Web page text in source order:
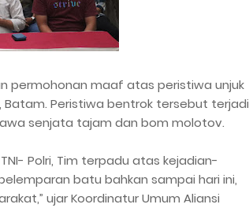
permohonan maaf atas peristiwa unjuk
Peristiwa bentrok tersebut terjadi
senjata tajam dan bom molotov.
Polri, Tim terpadu atas kejadian-
batu bahkan sampai hari ini,
ujar Koordinatur Umum Aliansi